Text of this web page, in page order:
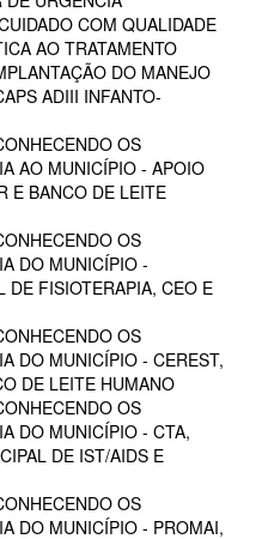
COM QUALIDADE
AO TRATAMENTO
DO MANEJO
ADIII INFANTO-
OS
AO MUNICÍPIO - APOIO
E BANCO DE LEITE
OS
DO MUNICÍPIO -
DE FISIOTERAPIA, CEO E
OS
DO MUNICÍPIO - CEREST,
DE LEITE HUMANO
OS
DO MUNICÍPIO - CTA,
DE IST/AIDS E
OS
DO MUNICÍPIO - PROMAI,